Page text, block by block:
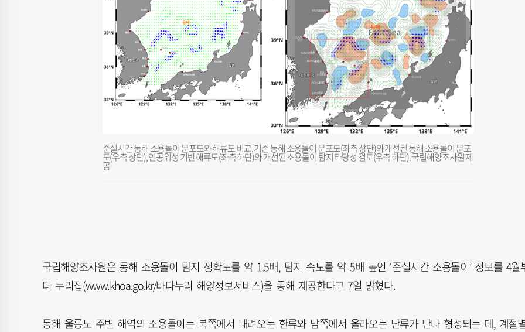
준실시간 동해 소용돌이 분포도와 해류도 비교. 기존 동해 소용돌이 분포도(좌측 상단)와 개선된 동해 소용돌이 분포
도(우측 상단), 인공위성 기반 해류도(좌측 하단)와 개선된 소용돌이 탐지 타당성 검토(우측 하단). 국립해양조사원 제
공
국립해양조사원은 동해 소용돌이 탐지 정확도를 약 1.5배, 탐지 속도를 약 5배 높인 ‘준실시간 소용돌이’ 정보를 4월
터 누리집(www.khoa.go.kr/바다누리 해양정보서비스)을 통해 제공한다고 7일 밝혔다.
동해 울릉도 주변 해역의 소용돌이는 북쪽에서 내려오는 한류와 남쪽에서 올라오는 난류가 만나 형성되는 데, 계절별